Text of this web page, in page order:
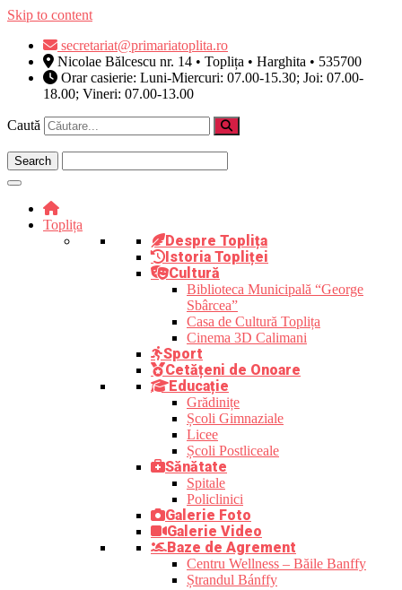
Skip to content
secretariat@primariatoplita.ro
Nicolae Bălcescu nr. 14 • Toplița • Harghita • 535700
Orar casierie: Luni-Miercuri: 07.00-15.30; Joi: 07.00-
18.00; Vineri: 07.00-13.00
Caută
Toplița
Despre Toplița
Istoria Topliței
Cultură
Biblioteca Municipală “George
Sbârcea”
Casa de Cultură Toplița
Cinema 3D Calimani
Sport
Cetățeni de Onoare
Educație
Grădinițe
Școli Gimnaziale
Licee
Școli Postliceale
Sănătate
Spitale
Policlinici
Galerie Foto
Galerie Video
Baze de Agrement
Centru Wellness – Băile Banffy
Ștrandul Bánffy